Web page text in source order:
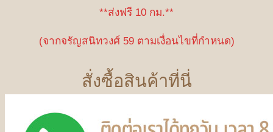
**ส่งฟรี 10 กม.**
(จากจรัญสนิทวงศ์ 59 ตามเงื่อนไขที่กำหนด)
สั่งซื้อสินค้าที่นี่